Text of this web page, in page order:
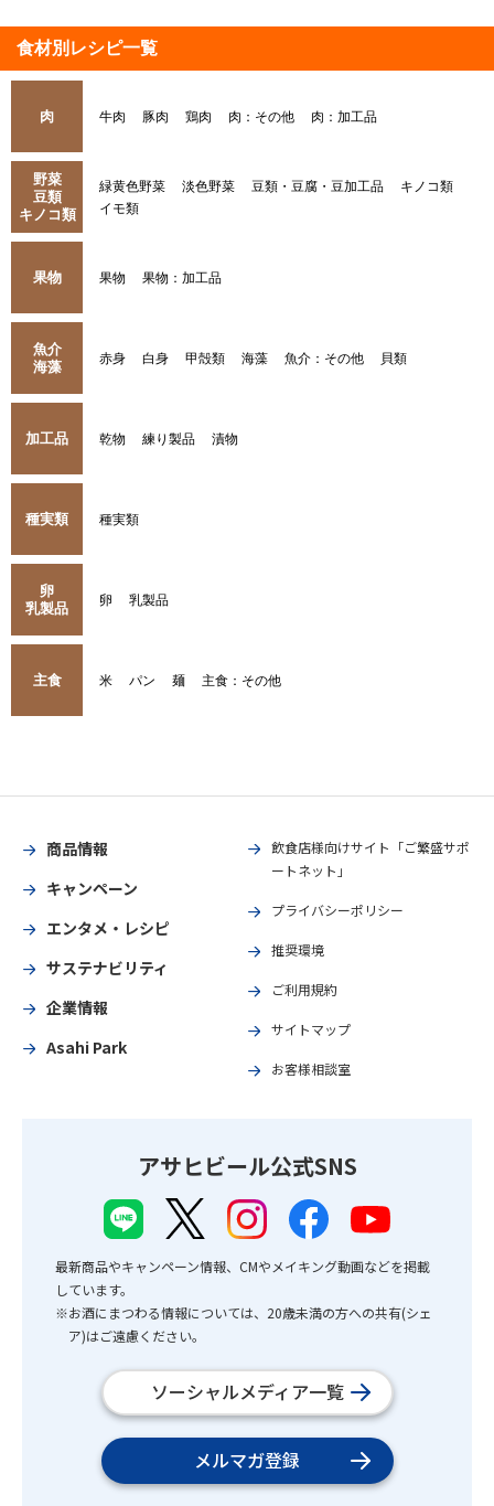
食材別レシピ一覧
肉 牛肉 豚肉 鶏肉 肉：その他 肉：加工品
野菜
豆類
キノコ類
緑黄色野菜 淡色野菜 豆類・豆腐・豆加工品
キノコ類
イモ類
果物 果物 果物：加工品
魚介
海藻
赤身 白身 甲殻類 海藻 魚介：その他 貝類
加工品 乾物 練り製品 漬物
種実類 種実類
卵
乳製品
卵 乳製品
主食 米 パン 麺 主食：その他
商品情報
キャンペーン
エンタメ・レシピ
サステナビリティ
企業情報
Asahi Park
飲食店様向けサイト「ご繁盛サポ
ートネット」
プライバシーポリシー
推奨環境
ご利用規約
サイトマップ
お客様相談室
アサヒビール公式SNS
最新商品やキャンペーン情報、CMやメイキング動画などを掲載
しています。
※お酒にまつわる情報については、20歳未満の方への共有(シェ
ア)はご遠慮ください。
ソーシャルメディア一覧
メルマガ登録